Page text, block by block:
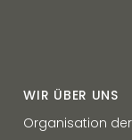
WIR ÜBER UNS
Organisation der